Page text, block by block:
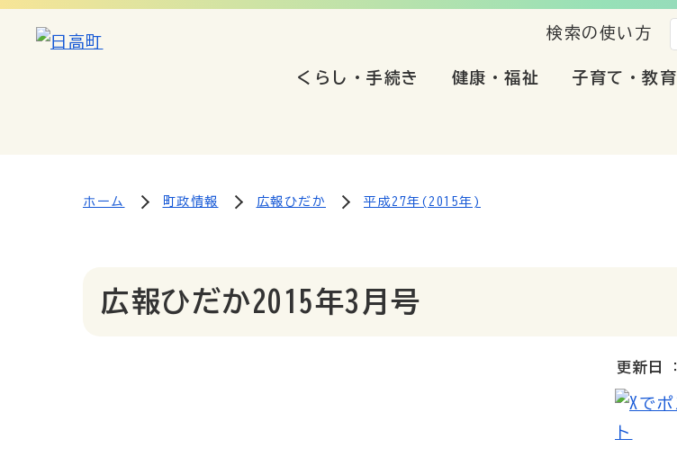
くらし・手続き 健康・福祉 子育て・教育
検索の使い方
ホーム 町政情報 広報ひだか 平成27年(2015年)
広報ひだか2015年3月号
更新日